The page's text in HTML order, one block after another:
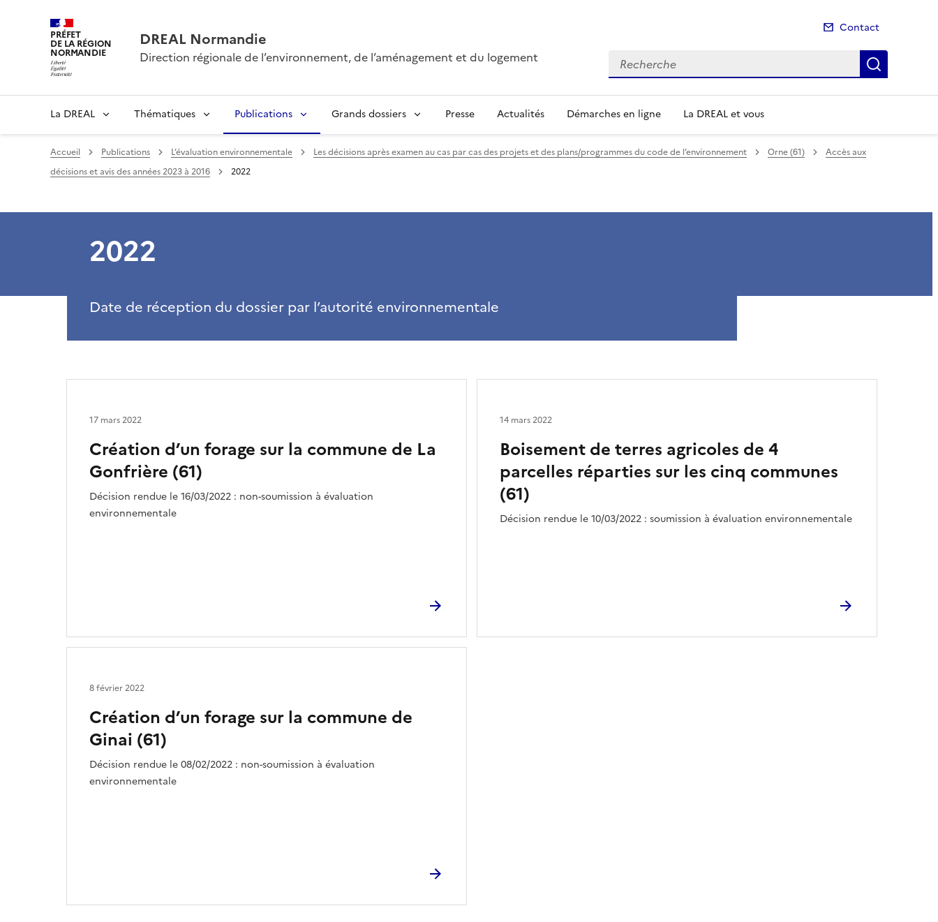
PRÉFET
DE LA RÉGION
NORMANDIE
DREAL Normandie
Direction régionale de l’environnement, de l’aménagement et du logement
Contact
Recherche
La DREAL Thématiques Publications Grands dossiers Presse Actualités Démarches en ligne La DREAL et vous
Accueil Publications L’évaluation environnementale Les décisions après examen au cas par cas des projets et des plans/programmes du code de l’environnement Orne (61)
Accès aux
décisions et avis des années 2023 à 2016
2022
2022
Date de réception du dossier par l’autorité environnementale
Création d’un forage sur la commune de La
Gonfrière (61)
Décision rendue le 16/03/2022 : non-soumission à évaluation
environnementale
17 mars 2022
Boisement de terres agricoles de 4
parcelles réparties sur les cinq communes
(61)
Décision rendue le 10/03/2022 : soumission à évaluation environnementale
14 mars 2022
Création d’un forage sur la commune de
Ginai (61)
Décision rendue le 08/02/2022 : non-soumission à évaluation
environnementale
8 février 2022